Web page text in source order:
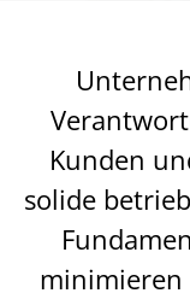
Kunden
solide